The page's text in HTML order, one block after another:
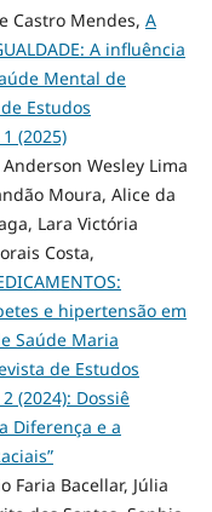
Castro Mendes, A
A influência
Mental de
Estudos
(2025)
Wesley Lima
Moura, Alice da
Lara Victória
Costa,
e hipertensão em
Saúde Maria
de Estudos
(2024): Dossiê
Diferença e a
Faria Bacellar, Júlia